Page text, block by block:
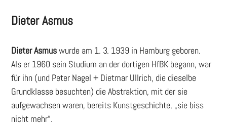
Dieter Asmus
Dieter Asmuswurde am 1. 3. 1939 in Hamburg geboren.
Als er 1960 sein Studium an der dortigen HfBK begann, war
für ihn (und Peter Nagel + Dietmar Ullrich, die dieselbe
Grundklasse besuchten) die Abstraktion, mit der sie
aufgewachsen waren, bereits Kunstgeschichte, „sie biss
nicht mehr“.